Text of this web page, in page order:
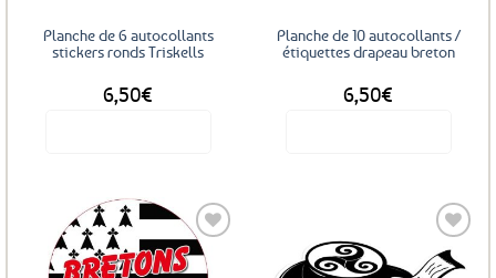
Planche de 6 autocollants
stickers ronds Triskells
6,50€
Planche de 10 autocollants /
étiquettes drapeau breton
6,50€